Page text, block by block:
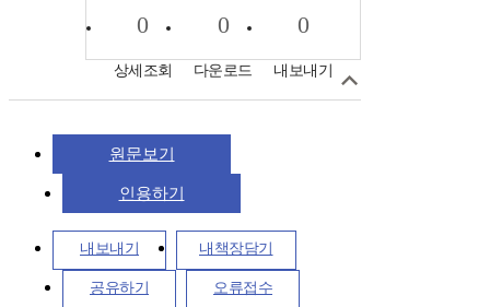
0
상세조회
0
다운로드
0
내보내기
원문보기
인용하기
내보내기 내책장담기
공유하기 오류접수